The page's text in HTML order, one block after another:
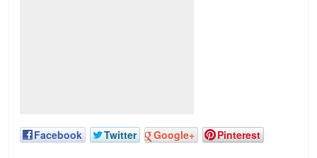
Facebook Twitter Google+ Pinterest